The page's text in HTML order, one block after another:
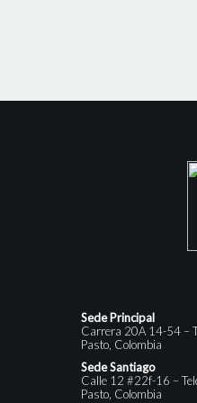
Sede Principal
Carrera 20A 14-54 –
Pasto, Colombia
Sede Santiago
Calle 12 #22f-16 –
Pasto, Colombia